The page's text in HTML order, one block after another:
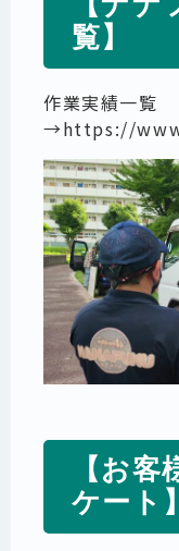
覧】
作業実績一覧
→https://
【お
ケート】